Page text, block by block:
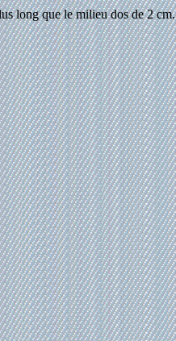
long que le milieu dos de 2 cm.